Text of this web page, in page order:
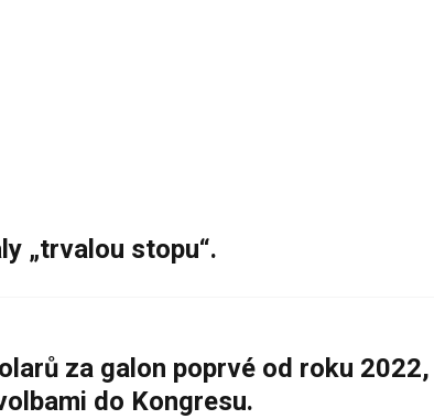
„trvalou stopu“.
za galon poprvé od roku
do Kongresu.